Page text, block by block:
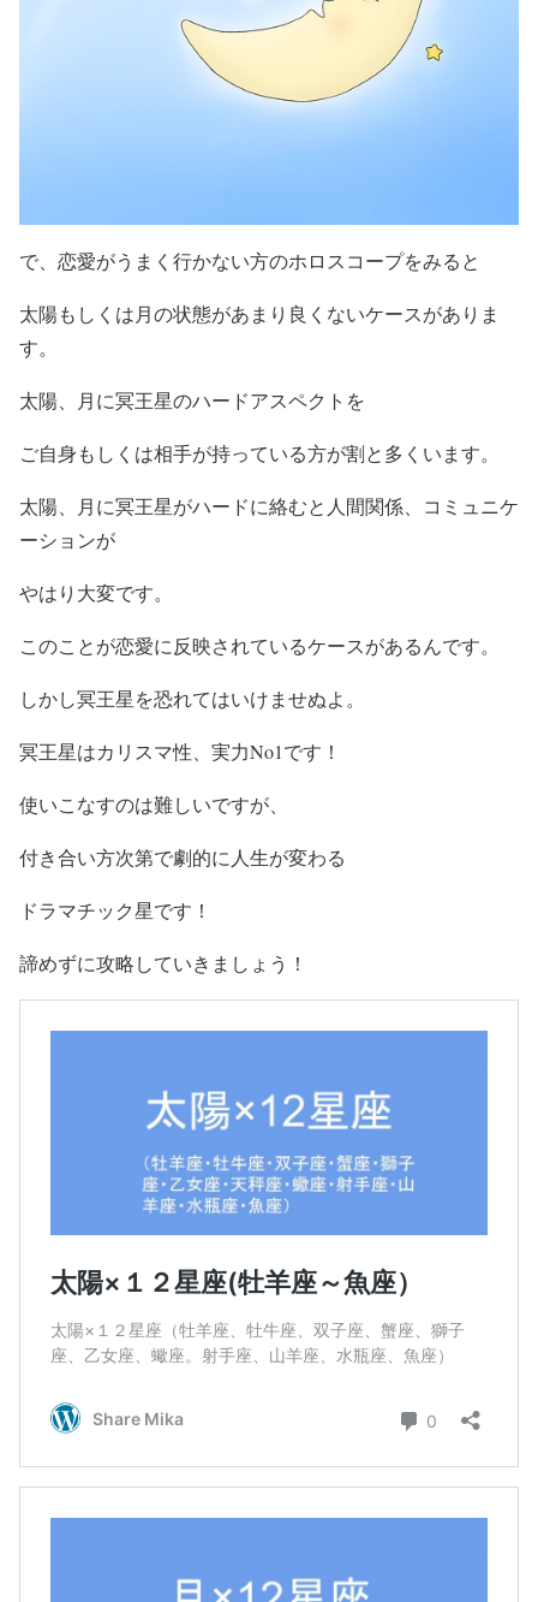
で、恋愛がうまく行かない方のホロスコープをみると
太陽もしくは月の状態があまり良くないケースがありま
す。
太陽、月に冥王星のハードアスペクトを
ご自身もしくは相手が持っている方が割と多くいます。
太陽、月に冥王星がハードに絡むと人間関係、コミュニケ
ーションが
やはり大変です。
このことが恋愛に反映されているケースがあるんです。
しかし冥王星を恐れてはいけませぬよ。
冥王星はカリスマ性、実力No1です！
使いこなすのは難しいですが、
付き合い方次第で劇的に人生が変わる
ドラマチック星です！
諦めずに攻略していきましょう！